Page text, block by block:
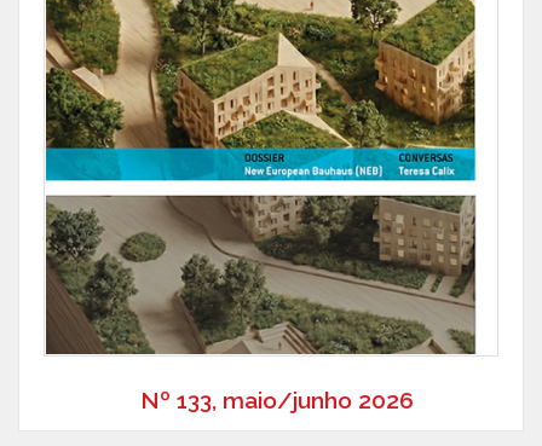
Nº 133, maio/junho 2026